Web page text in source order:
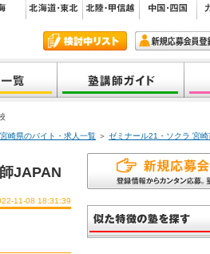
崎県のバイト・求人一覧 ＞ ゼミナール21・ソクラ 宮
JAPAN
11-08 18:31:39